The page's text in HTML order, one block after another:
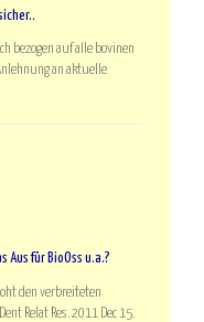
bezogen auf alle bovinen
an aktuelle
Aus für BioOss u.a.?
den verbreiteten
Relat Res. 2011 Dec 15.